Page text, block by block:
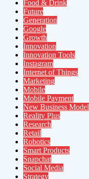
Food & Drink
Future
Generation
Google
Growth
Innovation
Innovation Tools
Instagram
Internet of Things
Marketing
Mobile
Mobile Payment
New Business Model
Reality Plus
Research
Retail
Robotics
Smart Products
Snapchat
Social Media
Strategy